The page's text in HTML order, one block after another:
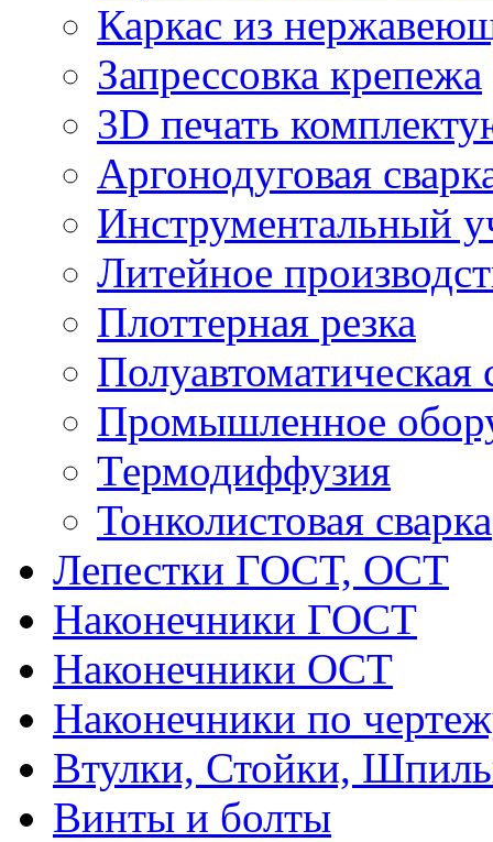
Каркас из
Запрессовка крепежа
3D печать
Аргонодуговая
Инструментальный
Литейное
Плоттерная резка
Полуавтоматическая
Промышленное
Термодиффузия
Тонколистовая сварка
Лепестки ГОСТ, ОСТ
Наконечники ГОСТ
Наконечники ОСТ
Наконечники по
Втулки, Стойки,
Винты и болты